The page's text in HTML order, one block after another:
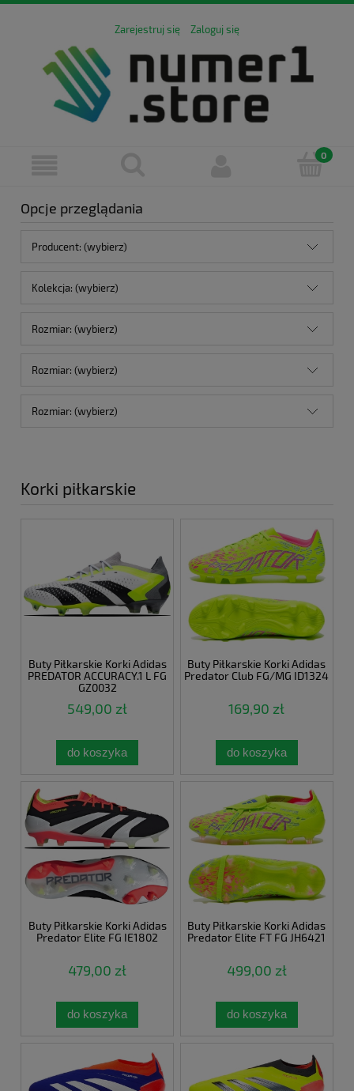
Zarejestruj się Zaloguj się
Opcje przeglądania
Producent: (wybierz)
Kolekcja: (wybierz)
Rozmiar: (wybierz)
Rozmiar: (wybierz)
Rozmiar: (wybierz)
Korki piłkarskie
Buty Piłkarskie Korki Adidas
PREDATOR ACCURACY.1 L FG
GZ0032
549,00 zł
do koszyka
Buty Piłkarskie Korki Adidas
Predator Club FG/MG ID1324
169,90 zł
do koszyka
Buty Piłkarskie Korki Adidas
Predator Elite FG IE1802
479,00 zł
do koszyka
Buty Piłkarskie Korki Adidas
Predator Elite FT FG JH6421
499,00 zł
do koszyka